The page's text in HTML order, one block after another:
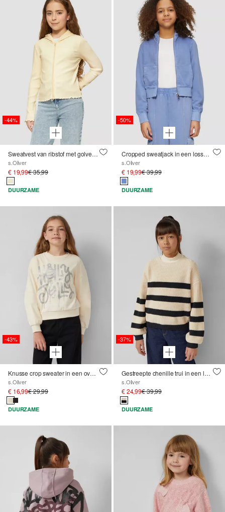
-44%
Sweatvest van ribstof met golvende zoom en two-way rits
s.Oliver
€ 19,99€ 35,99
DUURZAME
-50%
Cropped sweatjack in een losse pasvorm met kledingstukverf
s.Oliver
€ 19,99€ 39,99
DUURZAME
-43%
Knusse crop sweater in een oversized vorm met een glinsterende print
s.Oliver
€ 16,99€ 29,99
DUURZAME
-37%
Gestreepte chenille trui in een losse pasvorm
s.Oliver
€ 24,99€ 39,99
DUURZAME